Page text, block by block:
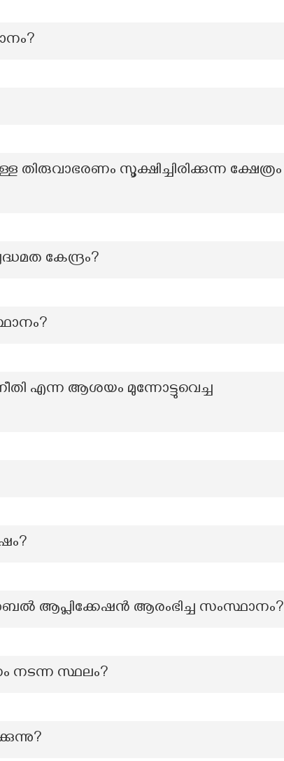
സൂക്ഷിച്ചിരിക്കുന്ന ക്ഷേത്രം
കേന്ദ്രം?
എന്ന ആശയം മുന്നോട്ടുവെച്ച
ആപ്ലിക്കേഷൻ ആരംഭിച്ച സംസ്ഥാനം?
നടന്ന സ്ഥലം?